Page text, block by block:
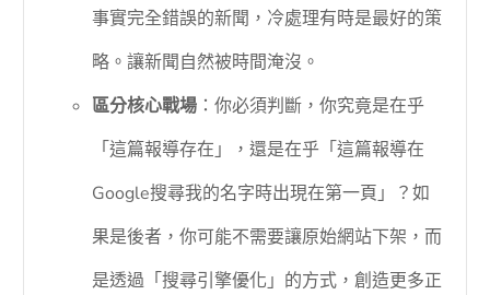
事實完全錯誤的新聞，冷處理有時是最好的策
略。讓新聞自然被時間淹沒。
區分核心戰場：你必須判斷，你究竟是在乎
「這篇報導存在」，還是在乎「這篇報導在
Google搜尋我的名字時出現在第一頁」？如
果是後者，你可能不需要讓原始網站下架，而
是透過「搜尋引擎優化」的方式，創造更多正